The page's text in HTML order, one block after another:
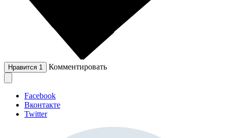
Нравится 1 Комментировать
Facebook
Вконтакте
Twitter